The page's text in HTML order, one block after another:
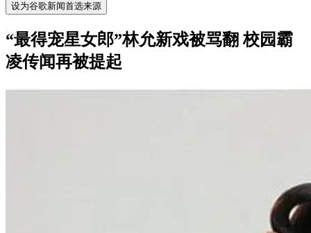
设为谷歌新闻首选来源
“最得宠星女郎”林允新戏被骂翻 校园霸
凌传闻再被提起